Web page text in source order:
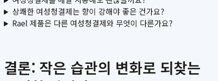
상쾌한 여성청결제는 향이 강해야 좋은 건가요?
Rael 제품은 다른 여성청결제와 무엇이 다른가요?
결론: 작은 습관의 변화로 되찾는